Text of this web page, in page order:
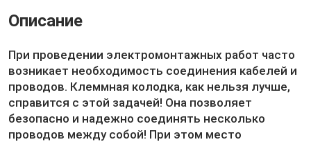
Описание
При проведении электромонтажных работ часто
возникает необходимость соединения кабелей и
проводов. Клеммная колодка, как нельзя лучше,
справится с этой задачей! Она позволяет
безопасно и надежно соединять несколько
проводов между собой! При этом место